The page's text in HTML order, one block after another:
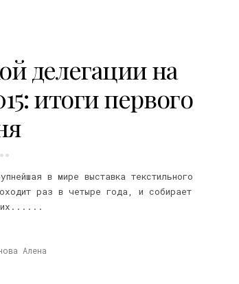
делегации на
итоги первого
в мире выставка текстильного
раз в четыре года, и собирает
Алена